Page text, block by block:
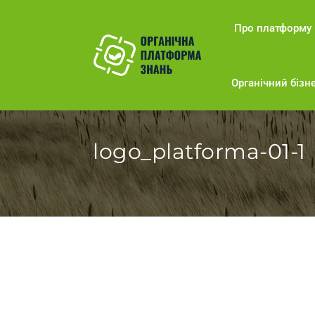
Про платформу
Органічний
logo_platforma-01-1